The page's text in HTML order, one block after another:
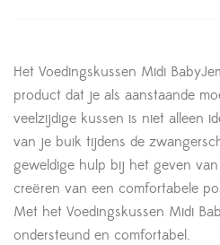
Het Voedingskussen Midi
product dat je als aanstaande
veelzijdige kussen is niet alleen
van je buik tijdens de
geweldige hulp bij het geven
creëren van een comfortabele
Met het Voedingskussen Midi
ondersteund en comfortabel.